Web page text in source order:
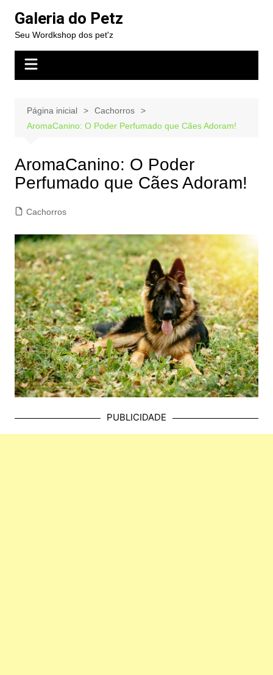
para
conteúdo
Galeria do Petz
Seu Wordkshop dos pet'z
Página inicial
Cachorros
AromaCanino: O Poder Perfumado que Cães Adoram!
AromaCanino: O Poder
Perfumado que Cães Adoram!
Cachorros
PUBLICIDADE